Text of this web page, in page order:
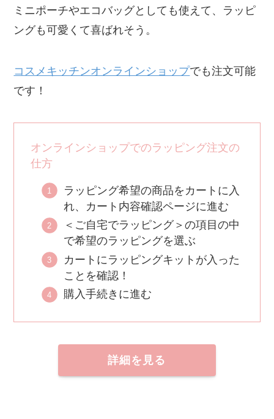
ミニポーチやエコバッグとしても使えて、ラッピ
ングも可愛くて喜ばれそう。
コスメキッチンオンラインショップでも注文可能
です！
オンラインショップでのラッピング注文の
仕方
ラッピング希望の商品をカートに入
れ、カート内容確認ページに進む
＜ご自宅でラッピング＞の項目の中
で希望のラッピングを選ぶ
カートにラッピングキットが入った
ことを確認！
購入手続きに進む
詳細を見る